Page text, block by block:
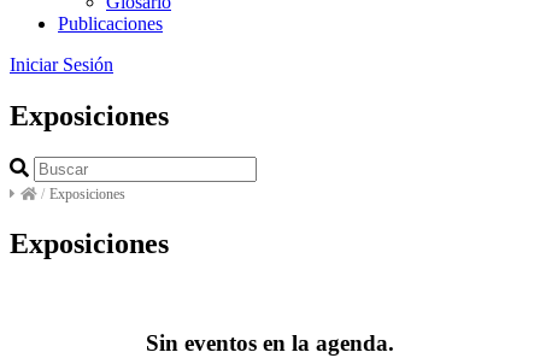
Publicaciones
Iniciar Sesión
Exposiciones
/ Exposiciones
Exposiciones
Sin eventos en la agenda.